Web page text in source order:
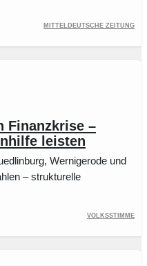
Mitteldeutsche Zeitung
Finanzkrise –
leisten
Wernigerode und
– strukturelle
Volksstimme